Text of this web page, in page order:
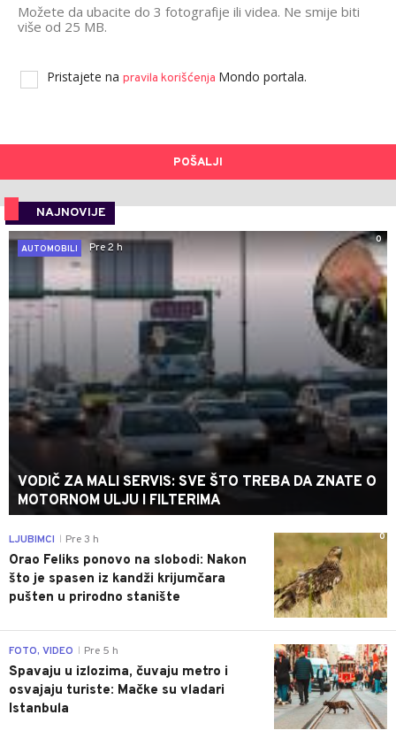
Možete da ubacite do 3 fotografije ili videa. Ne smije biti
više od 25 MB.
Pristajete na pravila korišćenja Mondo portala.
POŠALJI
NAJNOVIJE
0
AUTOMOBILI
Pre 2 h
VODIČ ZA MALI SERVIS: SVE ŠTO TREBA DA ZNATE O
MOTORNOM ULJU I FILTERIMA
0
LJUBIMCI Pre 3 h
Orao Feliks ponovo na slobodi: Nakon
što je spasen iz kandži krijumčara
pušten u prirodno stanište
0
FOTO, VIDEO Pre 5 h
Spavaju u izlozima, čuvaju metro i
osvajaju turiste: Mačke su vladari
Istanbula